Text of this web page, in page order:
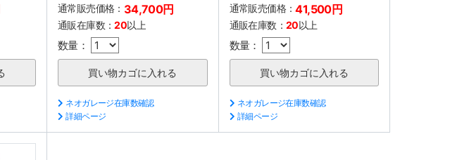
通常販売価格： 34,700円
通販在庫数：20以上
数量：
ネオガレージ在庫数確認
詳細ページ
通常販売価格：41,500円
通販在庫数： 20以上
数量：
ネオガレージ在庫数確認
詳細ページ